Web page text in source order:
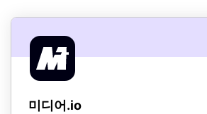
미디어.io